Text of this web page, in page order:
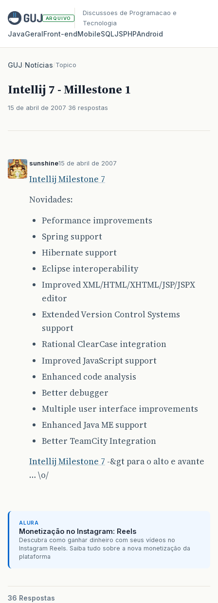
ARQUIVO
Discussoes de Programacao e
Tecnologia
JavaGeralFront‑endMobileSQLJSPHPAndroid
GUJ/Notícias/Topico
Intellij 7 - Millestone 1
15 de abril de 2007 36 respostas
sunshine15 de abril de 2007
Intellij Milestone 7
Novidades:
Peformance improvements
Spring support
Hibernate support
Eclipse interoperability
Improved XML/HTML/XHTML/JSP/JSPX
editor
Extended Version Control Systems
support
Rational ClearCase integration
Improved JavaScript support
Enhanced code analysis
Better debugger
Multiple user interface improvements
Enhanced Java ME support
Better TeamCity Integration
Intellij Milestone 7 -&gt para o alto e avante
… \o/
ALURA
Monetização no Instagram: Reels
Descubra como ganhar dinheiro com seus vídeos no
Instagram Reels. Saiba tudo sobre a nova monetização da
plataforma
36 Respostas